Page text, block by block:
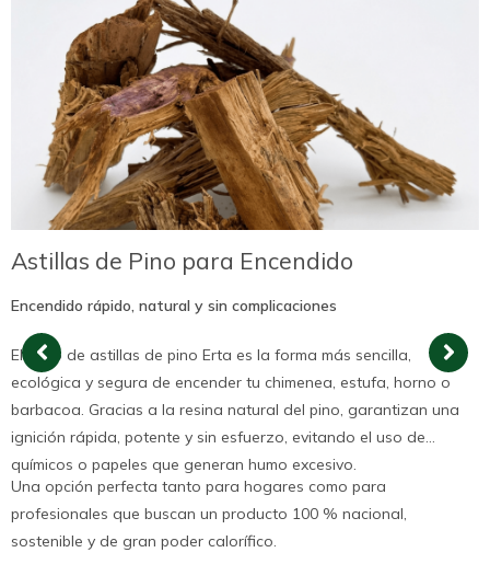
Astillas de Pino para Encendido
Encendido rápido, natural y sin complicaciones
El saco de astillas de pino Erta es la forma más sencilla,
ecológica y segura de encender tu chimenea, estufa, horno o
barbacoa. Gracias a la resina natural del pino, garantizan una
ignición rápida, potente y sin esfuerzo, evitando el uso de
químicos o papeles que generan humo excesivo.
Una opción perfecta tanto para hogares como para
profesionales que buscan un producto 100 % nacional,
sostenible y de gran poder calorífico.